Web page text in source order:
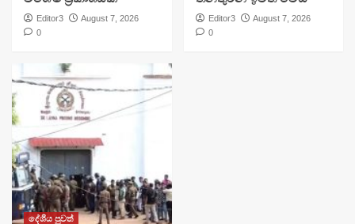
Editor3
August 7, 2026
0
Editor3
August 7, 2026
0
දේශීය පුවත්